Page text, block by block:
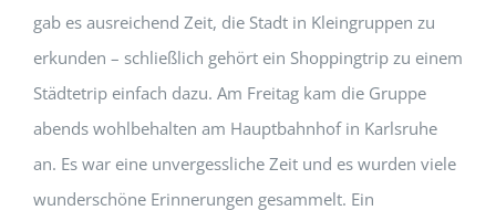
gab es ausreichend Zeit, die Stadt in Kleingruppen zu
erkunden – schließlich gehört ein Shoppingtrip zu einem
Städtetrip einfach dazu. Am Freitag kam die Gruppe
abends wohlbehalten am Hauptbahnhof in Karlsruhe
an. Es war eine unvergessliche Zeit und es wurden viele
wunderschöne Erinnerungen gesammelt. Ein